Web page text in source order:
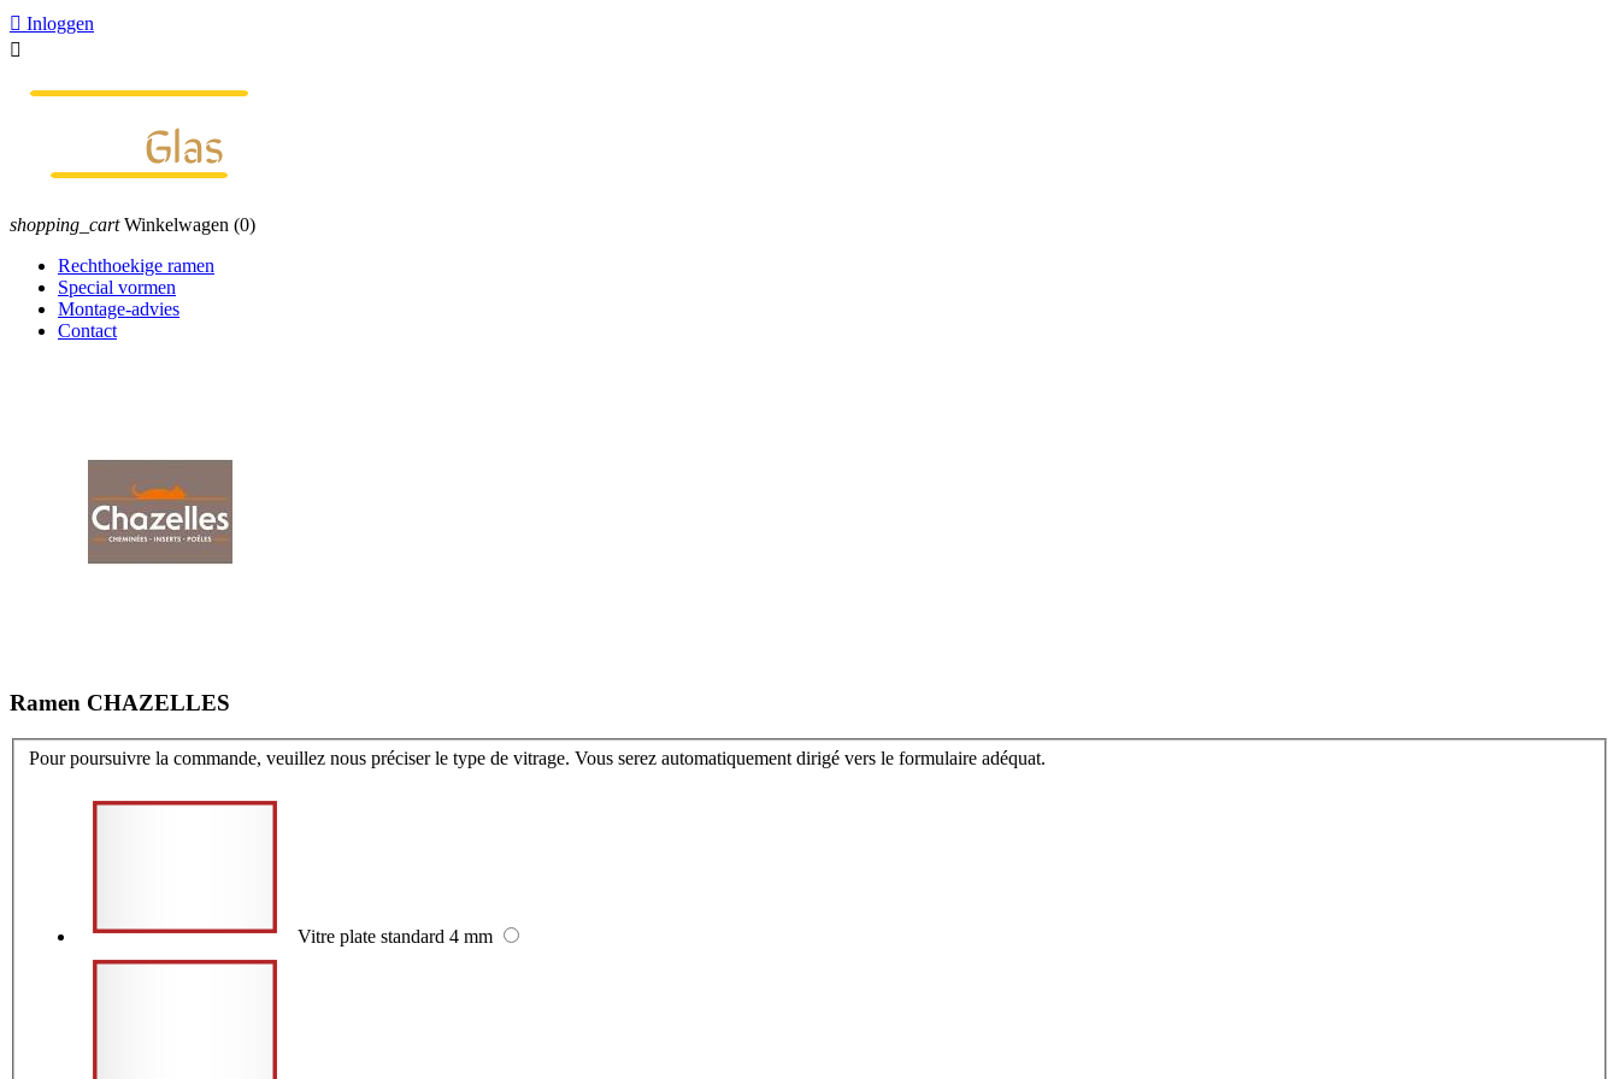
 Inloggen

shopping_cart Winkelwagen (0)
Rechthoekige ramen
Special vormen
Montage-advies
Contact
Ramen CHAZELLES
Pour poursuivre la commande, veuillez nous préciser le type de vitrage. Vous serez automatiquement dirigé vers le formulaire adéquat.
Vitre plate standard 4 mm